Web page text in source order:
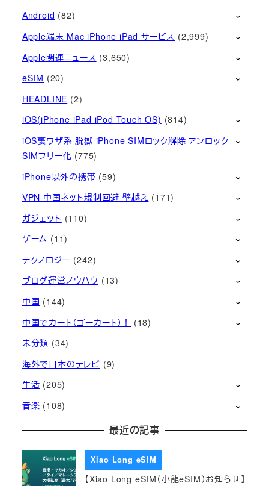
Android (82)
Apple端末 Mac iPhone iPad サービス (2,999)
Apple関連ニュース (3,650)
eSIM (20)
HEADLINE (2)
iOS(iPhone iPad iPod Touch OS) (814)
iOS裏ワザ系 脱獄 iPhone SIMロック解除 アンロック
SIMフリー化 (775)
iPhone以外の携帯 (59)
VPN 中国ネット規制回避 壁越え (171)
ガジェット (110)
ゲーム (11)
テクノロジー (242)
ブログ運営ノウハウ (13)
中国 (144)
中国でカート（ゴーカート）！
(18)
未分類 (34)
海外で日本のテレビ (9)
生活 (205)
音楽 (108)
最近の記事
Xiao Long eSIM
【Xiao Long eSIM（小龍eSIM）お知らせ】